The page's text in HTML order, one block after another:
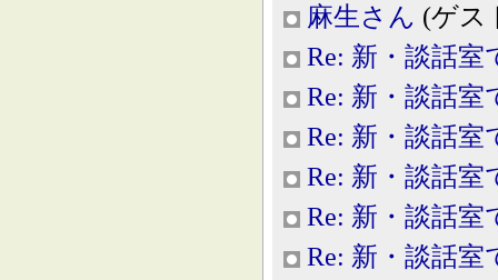
麻生さん (ゲス
Re: 新・談話室
Re: 新・談話室
Re: 新・談話室
Re: 新・談話室
Re: 新・談話室
Re: 新・談話室